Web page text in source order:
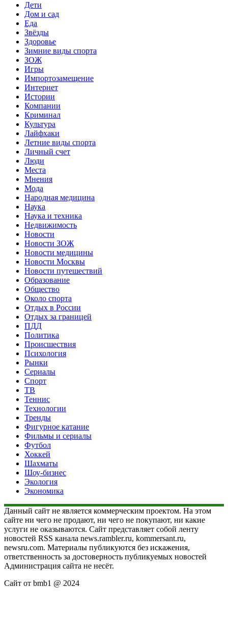
Дети
Дом и сад
Еда
Звёзды
Здоровье
Зимние виды спорта
ЗОЖ
Игры
Импортозамещение
Интернет
Истории
Компании
Криминал
Культура
Лайфхаки
Летние виды спорта
Личный счет
Люди
Места
Мнения
Мода
Народная медицина
Наука
Наука и техника
Недвижимость
Новости
Новости ЗОЖ
Новости медицины
Новости Москвы
Новости путешествий
Образование
Общество
Около спорта
Отдых в России
Отдых за границей
ПДД
Политика
Происшествия
Психология
Рынки
Сериалы
Спорт
ТВ
Теннис
Технологии
Тренды
Фигурное катание
Фильмы и сериалы
Футбол
Хоккей
Шахматы
Шоу-бизнес
Экология
Экономика
Данный сайт не является коммерческим проектом. На этом
сайте ни чего не продают, ни чего не покупают, ни какие
услуги не оказываются. Сайт представляет собой ленту
новостей RSS канала news.rambler.ru, kommersant.ru,
newsru.com. Материалы публикуются без искажения,
ответственность за достоверность публикуемых новостей
Администрация сайта не несёт.
Сайт от bmb1 @ 2024